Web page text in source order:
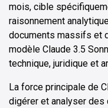
mois, cible
raisonnement
documents massifs et
modèle Claude 3.5
technique, juridique et
La force principale de
digérer et analyser